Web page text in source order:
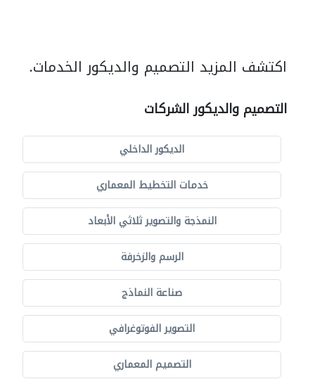
اكتشف المزيد التصميم والديكور الخدمات.
التصميم والديكور الشركات
الديكور الداخلي
خدمات التخطيط المعماري
النمذجة والتصوير ثلاثي الأبعاد
الرسم والزخرفة
صناعة النماذج
التصوير الفوتوغرافي
التصميم المعماري